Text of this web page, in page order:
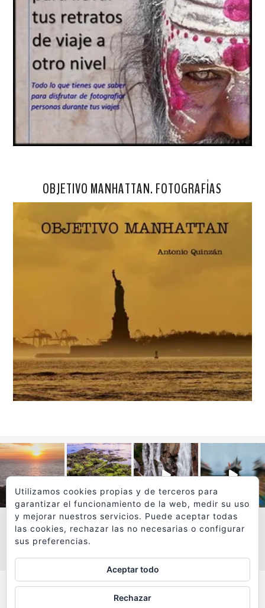
OBJETIVO MANHATTAN. FOTOGRAFÍAS
VER MÁS
Todos los textos y fotografías de
Utilizamos cookies propias y de terceros para
garantizar el funcionamiento de la web, medir su uso
y mejorar nuestros servicios. Puede aceptar todas
las cookies, rechazar las no necesarias o configurar
sus preferencias.
Aceptar todo
Rechazar